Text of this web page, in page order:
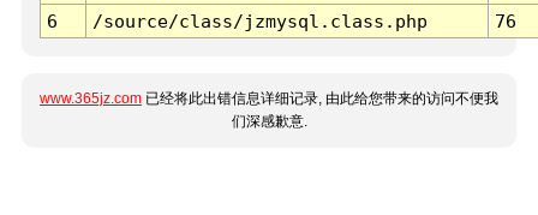
6
/source/class/jzmysql.class.php 76
www.365jz.com 已经将此出错信息详细记录, 由此给您带来的访问不便我
们深感歉意.